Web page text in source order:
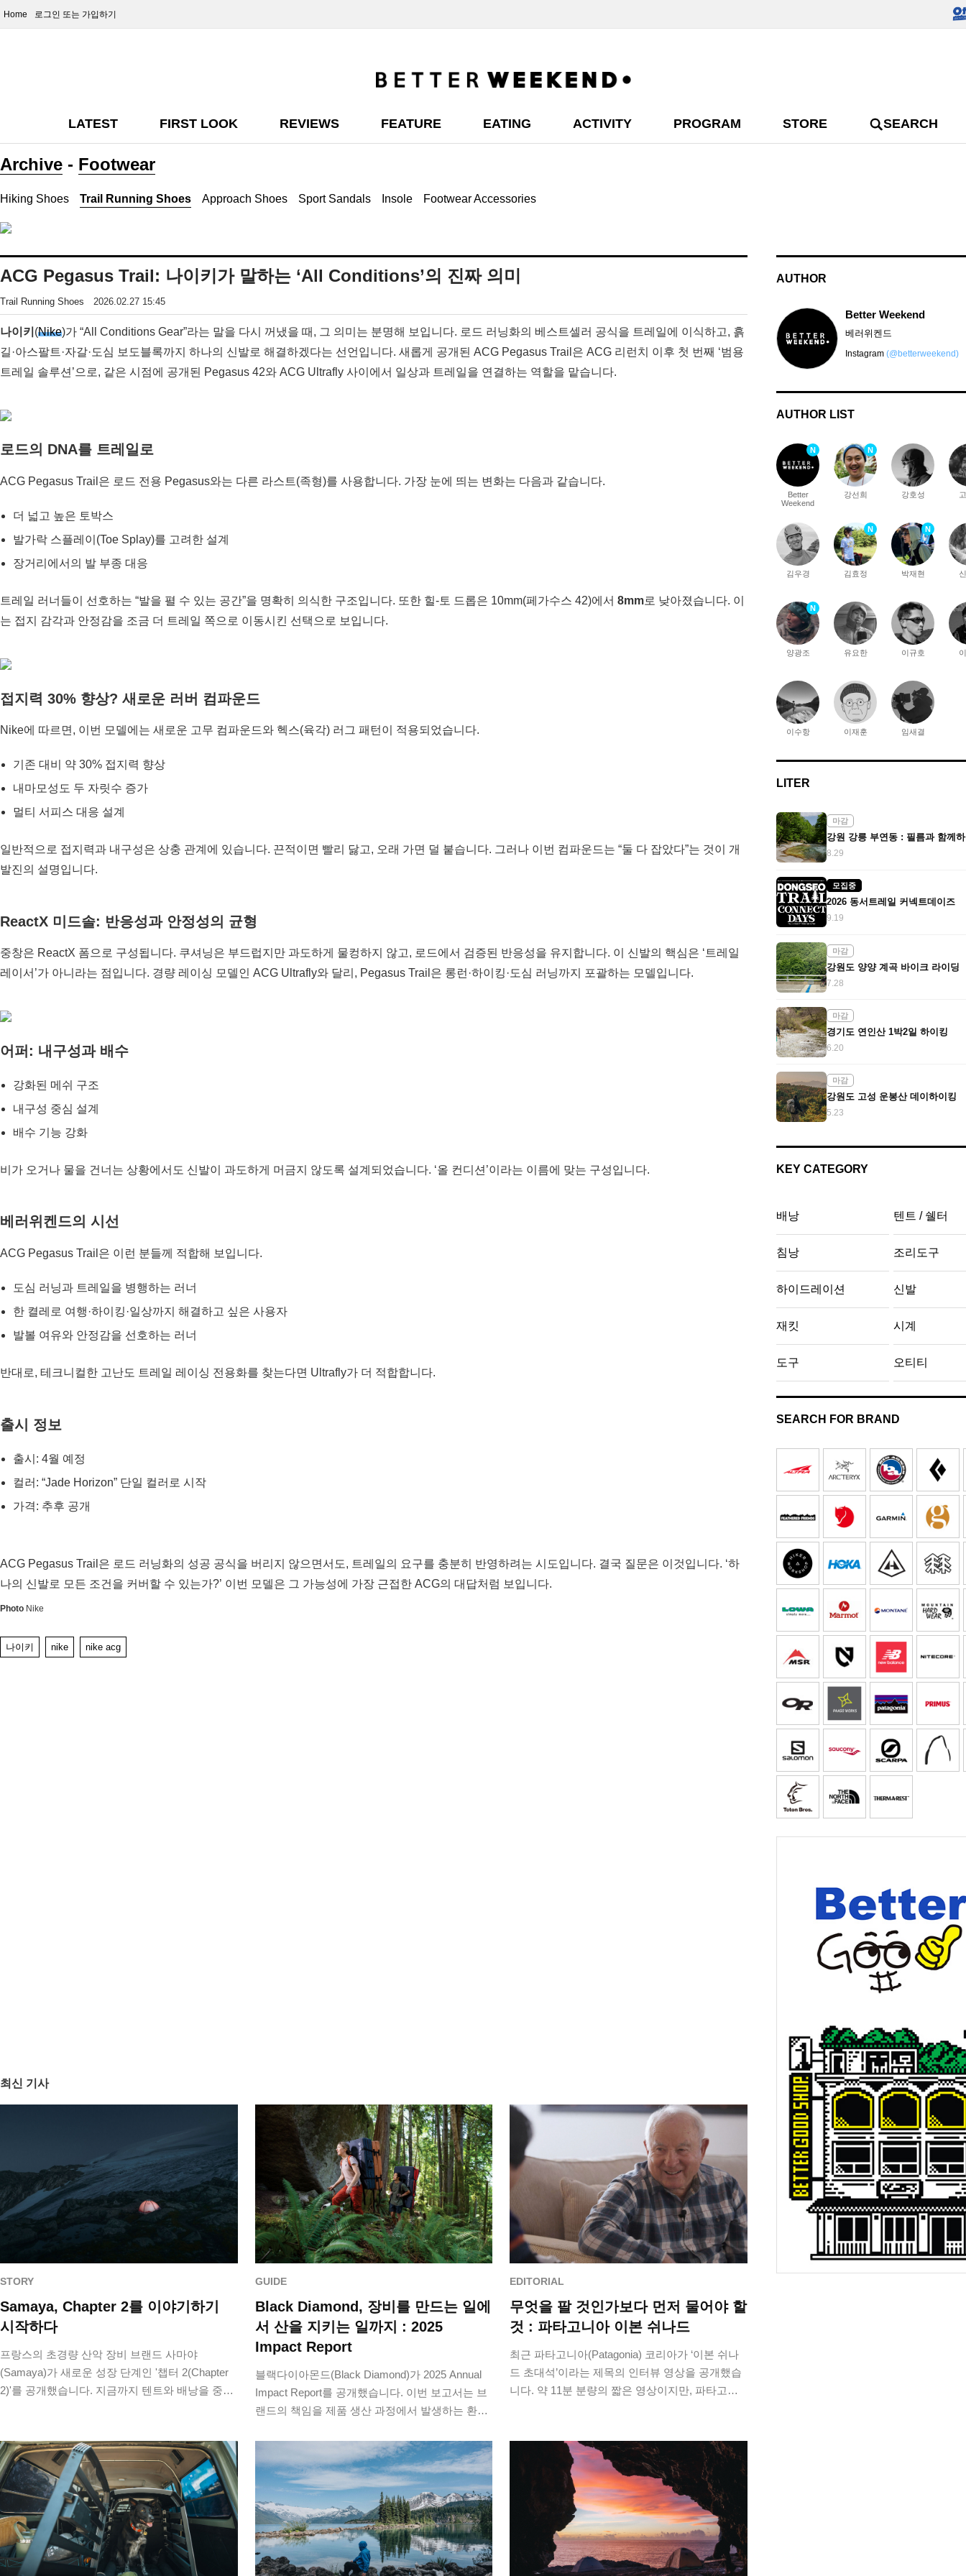
Home 로그인 또는 가입하기
LATEST FIRST LOOK REVIEWS FEATURE EATING ACTIVITY PROGRAM STORE SEARCH
Archive - Footwear
Hiking Shoes Trail Running Shoes Approach Shoes Sport Sandals Insole Footwear Accessories
ACG Pegasus Trail: 나이키가 말하는 ‘All Conditions’의 진짜 의미
Trail Running Shoes 2026.02.27 15:45
나이키 (Nike)가 “All Conditions Gear”라는 말을 다시 꺼냈을 때, 그 의미는 분명해 보입니다. 로드 러닝화의 베스트셀러 공식을 트레일에 이식하고, 흙
길·아스팔트·자갈·도심 보도블록까지 하나의 신발로 해결하겠다는 선언입니다. 새롭게 공개된 ACG Pegasus Trail은 ACG 리런치 이후 첫 번째 ‘범용
트레일 솔루션’으로, 같은 시점에 공개된 Pegasus 42와 ACG Ultrafly 사이에서 일상과 트레일을 연결하는 역할을 맡습니다.
로드의 DNA를 트레일로
ACG Pegasus Trail은 로드 전용 Pegasus와는 다른 라스트(족형)를 사용합니다. 가장 눈에 띄는 변화는 다음과 같습니다.
더 넓고 높은 토박스
발가락 스플레이(Toe Splay)를 고려한 설계
장거리에서의 발 부종 대응
트레일 러너들이 선호하는 “발을 펼 수 있는 공간”을 명확히 의식한 구조입니다. 또한 힐-토 드롭은 10mm(페가수스 42)에서 8mm로 낮아졌습니다. 이
는 접지 감각과 안정감을 조금 더 트레일 쪽으로 이동시킨 선택으로 보입니다.
접지력 30% 향상? 새로운 러버 컴파운드
Nike에 따르면, 이번 모델에는 새로운 고무 컴파운드와 헥스(육각) 러그 패턴이 적용되었습니다.
기존 대비 약 30% 접지력 향상
내마모성도 두 자릿수 증가
멀티 서피스 대응 설계
일반적으로 접지력과 내구성은 상충 관계에 있습니다. 끈적이면 빨리 닳고, 오래 가면 덜 붙습니다. 그러나 이번 컴파운드는 “둘 다 잡았다”는 것이 개
발진의 설명입니다.
ReactX 미드솔: 반응성과 안정성의 균형
중창은 ReactX 폼으로 구성됩니다. 쿠셔닝은 부드럽지만 과도하게 물컹하지 않고, 로드에서 검증된 반응성을 유지합니다. 이 신발의 핵심은 ‘트레일
레이서’가 아니라는 점입니다. 경량 레이싱 모델인 ACG Ultrafly와 달리, Pegasus Trail은 롱런·하이킹·도심 러닝까지 포괄하는 모델입니다.
어퍼: 내구성과 배수
강화된 메쉬 구조
내구성 중심 설계
배수 기능 강화
비가 오거나 물을 건너는 상황에서도 신발이 과도하게 머금지 않도록 설계되었습니다. ‘올 컨디션’이라는 이름에 맞는 구성입니다.
베러위켄드의 시선
ACG Pegasus Trail은 이런 분들께 적합해 보입니다.
도심 러닝과 트레일을 병행하는 러너
한 켤레로 여행·하이킹·일상까지 해결하고 싶은 사용자
발볼 여유와 안정감을 선호하는 러너
반대로, 테크니컬한 고난도 트레일 레이싱 전용화를 찾는다면 Ultrafly가 더 적합합니다.
출시 정보
출시: 4월 예정
컬러: “Jade Horizon” 단일 컬러로 시작
가격: 추후 공개
ACG Pegasus Trail은 로드 러닝화의 성공 공식을 버리지 않으면서도, 트레일의 요구를 충분히 반영하려는 시도입니다. 결국 질문은 이것입니다. ‘하
나의 신발로 모든 조건을 커버할 수 있는가?’ 이번 모델은 그 가능성에 가장 근접한 ACG의 대답처럼 보입니다.
Photo Nike
나이키 nike nike acg
최신 기사
STORY
Samaya, Chapter 2를 이야기하기
시작하다
프랑스의 초경량 산악 장비 브랜드 사마야
(Samaya)가 새로운 성장 단계인 '챕터 2(Chapter
2)'를 공개했습니다. 지금까지 텐트와 배낭을 중심
GUIDE
Black Diamond, 장비를 만드는 일에
서 산을 지키는 일까지 : 2025
Impact Report
블랙다이아몬드(Black Diamond)가 2025 Annual
Impact Report를 공개했습니다. 이번 보고서는 브
랜드의 책임을 제품 생산 과정에서 발생하는 환경
EDITORIAL
무엇을 팔 것인가보다 먼저 물어야 할
것 : 파타고니아 이본 쉬나드
최근 파타고니아(Patagonia) 코리아가 ‘이본 쉬나
드 초대석’​이라는 제목의 인터뷰 영상을 공개했습
니다. 약 11분 분량의 짧은 영상이지만, 파타고니
AUTHOR
Better Weekend
베러위켄드
Instagram (@betterweekend)
AUTHOR LIST
N
Better
Weekend
N
강선희 강호성
김우경
N
김효정
N
박재현
N
양광조 유요한 이규호
이수항 이재훈 임새결
LITER
마감
8.29
모집중
2026 동서트레일 커넥트데이즈
9.19
마감
강원도 양양 계곡 바이크 라이딩
7.28
마감
경기도 연인산 1박2일 하이킹
6.20
마감
강원도 고성 운봉산 데이하이킹
5.23
KEY CATEGORY
배낭 텐트 / 쉘터
침낭 조리도구
하이드레이션 신발
재킷 시계
도구 오티티
SEARCH FOR BRAND